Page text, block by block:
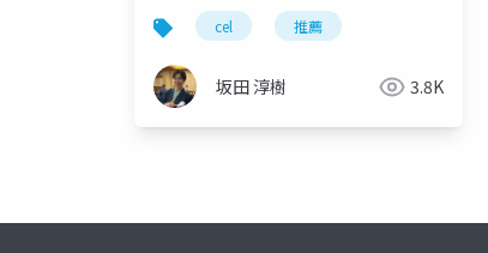
cel 推薦
坂田 淳樹 3.8K